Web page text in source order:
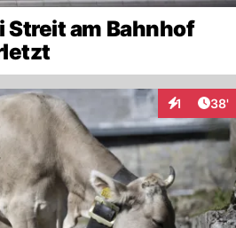
Streit am Bahnhof
1 38'